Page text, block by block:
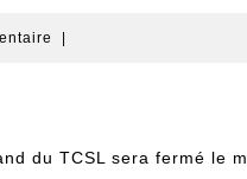
du TCSL sera fermé le